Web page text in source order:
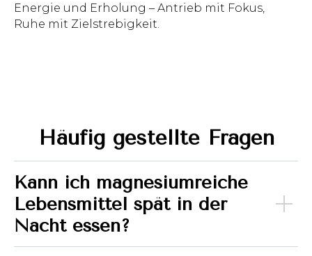
Energie und Erholung – Antrieb mit Fokus,
Ruhe mit Zielstrebigkeit.
Häufig gestellte Fragen
Kann ich magnesiumreiche
Lebensmittel spät in der
Nacht essen?